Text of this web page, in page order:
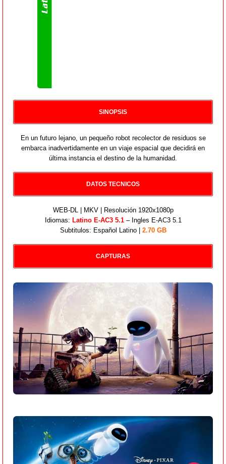
SINOPSIS
En un futuro lejano, un pequeño robot recolector de residuos se
embarca inadvertidamente en un viaje espacial que decidirá en
última instancia el destino de la humanidad.
DATOS TECNICOS
WEB-DL | MKV | Resolución 1920x1080p
Idiomas: Latino E-AC3 5.1– Ingles E-AC3 5.1
Subtitulos: Español Latino | 2.70 GB
CAPTURAS